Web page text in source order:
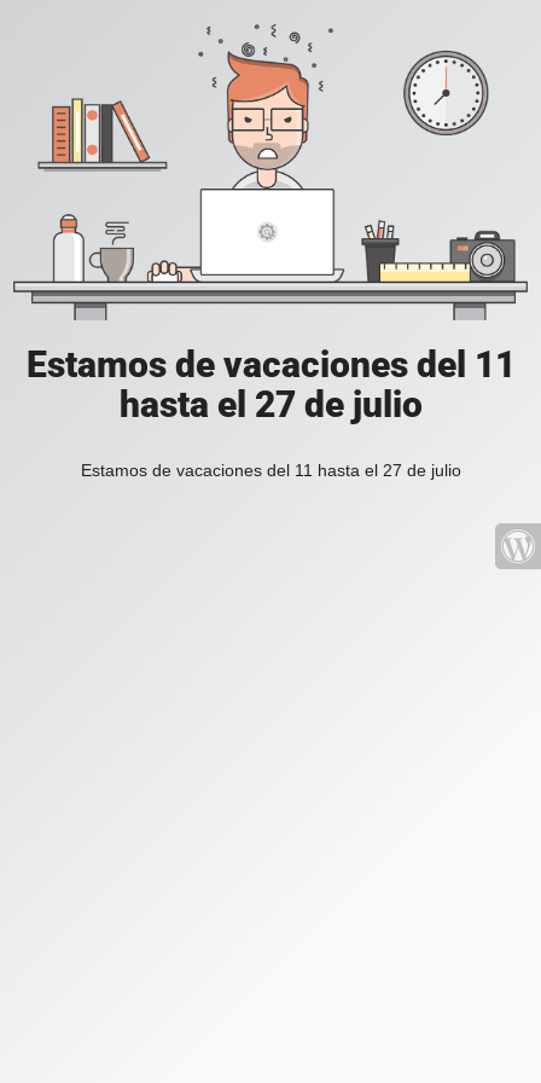
Estamos de vacaciones del 11
hasta el 27 de julio
Estamos de vacaciones del 11 hasta el 27 de julio